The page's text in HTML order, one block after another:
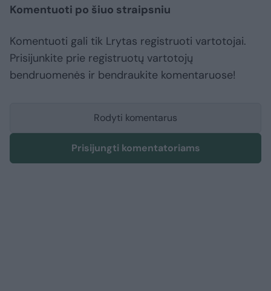
Komentuoti po šiuo straipsniu
Komentuoti gali tik Lrytas registruoti vartotojai.
Prisijunkite prie registruotų vartotojų
bendruomenės ir bendraukite komentaruose!
Rodyti komentarus
Prisijungti komentatoriams